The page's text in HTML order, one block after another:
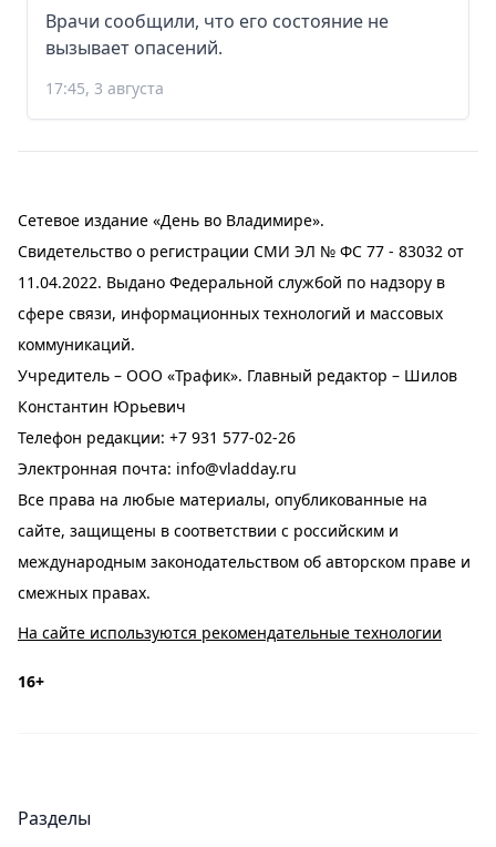
Врачи сообщили, что его состояние не
вызывает опасений.
17:45, 3 августа
Сетевое издание «День во Владимире».
Свидетельство о регистрации СМИ ЭЛ № ФС 77 - 83032 от
11.04.2022. Выдано Федеральной службой по надзору в
сфере связи, информационных технологий и массовых
коммуникаций.
Учредитель – ООО «Трафик». Главный редактор – Шилов
Константин Юрьевич
Телефон редакции: +7 931 577-02-26
Электронная почта: info@vladday.ru
Все права на любые материалы, опубликованные на
сайте, защищены в соответствии с российским и
международным законодательством об авторском праве и
смежных правах.
На сайте используются рекомендательные технологии
16+
Разделы